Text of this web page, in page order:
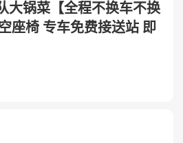
大锅菜【全程不换车不换
座椅 专车免费接送站 即